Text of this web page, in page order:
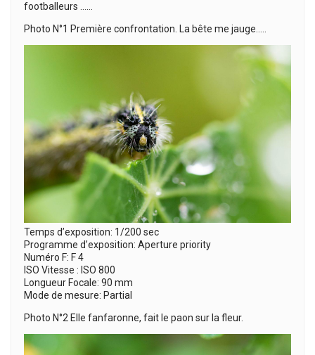
footballeurs ……
Photo N°1 Première confrontation. La bête me jauge…..
Temps d’exposition: 1/200 sec
Programme d’exposition: Aperture priority
Numéro F: F 4
ISO Vitesse : ISO 800
Longueur Focale: 90 mm
Mode de mesure: Partial
Photo N°2 Elle fanfaronne, fait le paon sur la fleur.